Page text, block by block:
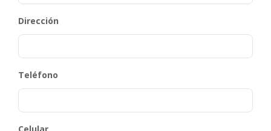
Dirección
Teléfono
Celular